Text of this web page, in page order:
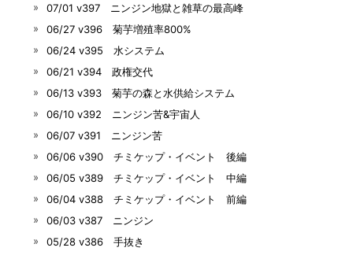
07/01 v397 ニンジン地獄と雑草の最高峰
06/27 v396 菊芋増殖率800%
06/24 v395 水システム
06/21 v394 政権交代
06/13 v393 菊芋の森と水供給システム
06/10 v392 ニンジン苦&宇宙人
06/07 v391 ニンジン苦
06/06 v390 チミケップ・イベント 後編
06/05 v389 チミケップ・イベント 中編
06/04 v388 チミケップ・イベント 前編
06/03 v387 ニンジン
05/28 v386 手抜き